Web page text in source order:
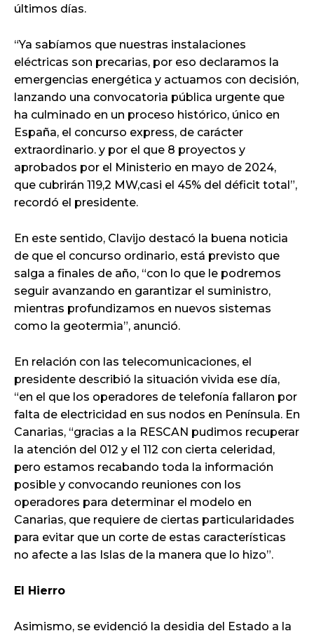
últimos días.
“Ya sabíamos que nuestras instalaciones
eléctricas son precarias, por eso declaramos la
emergencias energética y actuamos con decisión,
lanzando una convocatoria pública urgente que
ha culminado en un proceso histórico, único en
España, el concurso express, de carácter
extraordinario. y por el que 8 proyectos y
aprobados por el Ministerio en mayo de 2024,
que cubrirán 119,2 MW,casi el 45% del déficit total”,
recordó el presidente.
En este sentido, Clavijo destacó la buena noticia
de que el concurso ordinario, está previsto que
salga a finales de año, “con lo que le podremos
seguir avanzando en garantizar el suministro,
mientras profundizamos en nuevos sistemas
como la geotermia”, anunció.
En relación con las telecomunicaciones, el
presidente describió la situación vivida ese día,
“en el que los operadores de telefonía fallaron por
falta de electricidad en sus nodos en Península. En
Canarias, “gracias a la RESCAN pudimos recuperar
la atención del 012 y el 112 con cierta celeridad,
pero estamos recabando toda la información
posible y convocando reuniones con los
operadores para determinar el modelo en
Canarias, que requiere de ciertas particularidades
para evitar que un corte de estas características
no afecte a las Islas de la manera que lo hizo”.
El Hierro
Asimismo, se evidenció la desidia del Estado a la